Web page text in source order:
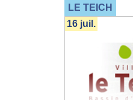
LE TEICH
16 juil.